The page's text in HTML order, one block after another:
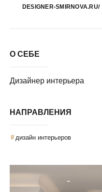
DESIGNER-SMIRNOVA.RU/
О СЕБЕ
Дизайнер интерьера
НАПРАВЛЕНИЯ
дизайн интерьеров